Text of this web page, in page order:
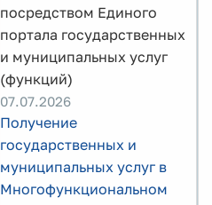
посредством Единого
портала государственных
и муниципальных услуг
(функций)
07.07.2026
Получение
государственных и
муниципальных услуг в
Многофункциональном